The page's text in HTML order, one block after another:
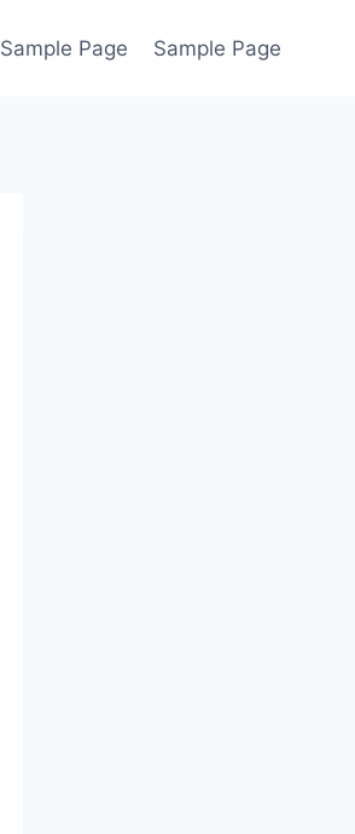
Sample Page Sample Page